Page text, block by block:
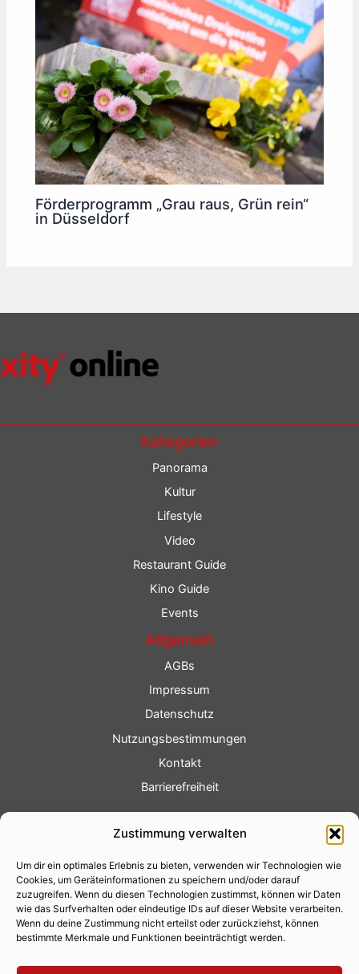
Zustimmung verwalten
Um dir ein optimales Erlebnis zu bieten, verwenden wir Technologien wie
Cookies, um Geräteinformationen zu speichern und/oder darauf
zuzugreifen. Wenn du diesen Technologien zustimmst, können wir Daten
wie das Surfverhalten oder eindeutige IDs auf dieser Website verarbeiten.
Wenn du deine Zustimmung nicht erteilst oder zurückziehst, können
bestimmte Merkmale und Funktionen beeinträchtigt werden.
Förderprogramm „Grau raus, Grün rein“
in Düsseldorf
Kategorien
Panorama
Kultur
Lifestyle
Video
Restaurant Guide
Kino Guide
Events
Allgemein
AGBs
Impressum
Datenschutz
Nutzungsbestimmungen
Kontakt
Barrierefreiheit
Fotoservice
Videoservice
Werbung
Contenterstellung
Lokalnachrichten
Lokalfernsehen